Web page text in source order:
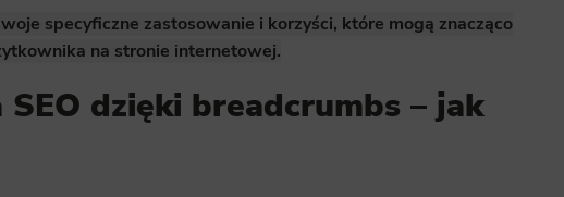
specyficzne zastosowanie i korzyści, które mogą znacząco
na stronie internetowej.
dzięki breadcrumbs – jak